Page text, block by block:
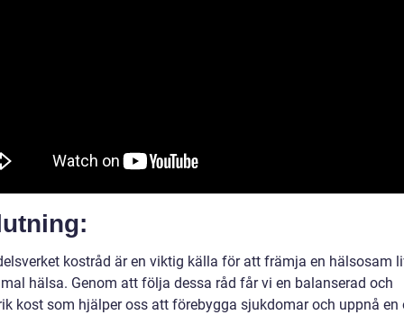
kostråd är en viktig källa för att främja en hälsosam
hälsa. Genom att följa dessa råd får vi en balanserad och
kost som hjälper oss att förebygga sjukdomar och uppnå en